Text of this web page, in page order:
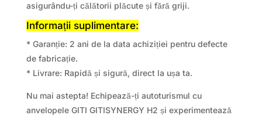
asigurându-ți călătorii plăcute și fără griji.
Informații suplimentare:
* Garanție: 2 ani de la data achiziției pentru defecte
de fabricație.
* Livrare: Rapidă și sigură, direct la ușa ta.
Nu mai astepta! Echipează-ți autoturismul cu
anvelopele GITI GITISYNERGY H2 și experimentează